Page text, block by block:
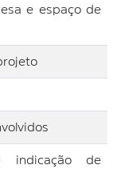
e espaço de
indicação de